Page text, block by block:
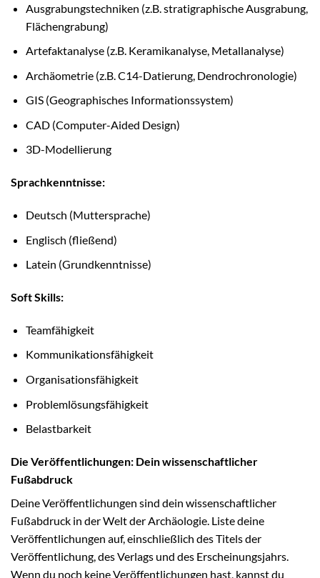
Ausgrabungstechniken (z.B. stratigraphische Ausgrabung,
Flächengrabung)
Artefaktanalyse (z.B. Keramikanalyse, Metallanalyse)
Archäometrie (z.B. C14-Datierung, Dendrochronologie)
GIS (Geographisches Informationssystem)
CAD (Computer-Aided Design)
3D-Modellierung
Sprachkenntnisse:
Deutsch (Muttersprache)
Englisch (fließend)
Latein (Grundkenntnisse)
Soft Skills:
Teamfähigkeit
Kommunikationsfähigkeit
Organisationsfähigkeit
Problemlösungsfähigkeit
Belastbarkeit
Die Veröffentlichungen: Dein wissenschaftlicher
Fußabdruck
Deine Veröffentlichungen sind dein wissenschaftlicher
Fußabdruck in der Welt der Archäologie. Liste deine
Veröffentlichungen auf, einschließlich des Titels der
Veröffentlichung, des Verlags und des Erscheinungsjahrs.
Wenn du noch keine Veröffentlichungen hast, kannst du